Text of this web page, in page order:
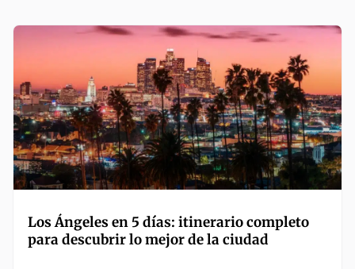
Los Ángeles en 5 días: itinerario completo
para descubrir lo mejor de la ciudad